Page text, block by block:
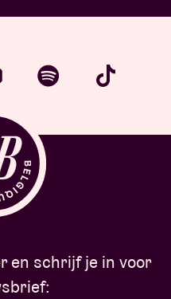
en schrijf je in voor